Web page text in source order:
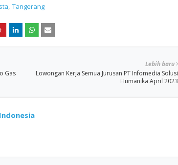
Tangerang
Lebih baru
Lowongan Kerja Semua Jurusan PT Infomedia Solusi
Humanika April 2023
Gas